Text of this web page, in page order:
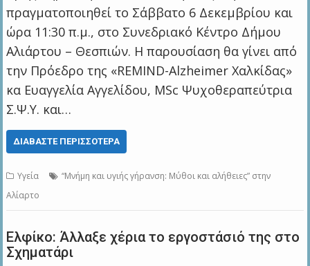
πραγματοποιηθεί το Σάββατο 6 Δεκεμβρίου και
ώρα 11:30 π.μ., στο Συνεδριακό Κέντρο Δήμου
Αλιάρτου – Θεσπιών. Η παρουσίαση θα γίνει από
την Πρόεδρο της «REMIND-Alzheimer Χαλκίδας»
κα Ευαγγελία Αγγελίδου, MSc Ψυχοθεραπεύτρια
Σ.Ψ.Υ. και…
ΔΙΑΒΆΣΤΕ ΠΕΡΙΣΣΌΤΕΡΑ
Υγεία
“Μνήμη και υγιής γήρανση: Μύθοι και αλήθειες” στην
Αλίαρτο
Ελφίκο: Άλλαξε χέρια το εργοστάσιό της στο
Σχηματάρι